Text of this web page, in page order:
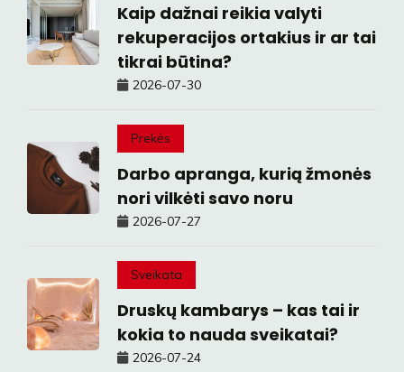
Kaip dažnai reikia valyti
rekuperacijos ortakius ir ar tai
tikrai būtina?
2026-07-30
Prekės
Darbo apranga, kurią žmonės
nori vilkėti savo noru
2026-07-27
Sveikata
Druskų kambarys – kas tai ir
kokia to nauda sveikatai?
2026-07-24